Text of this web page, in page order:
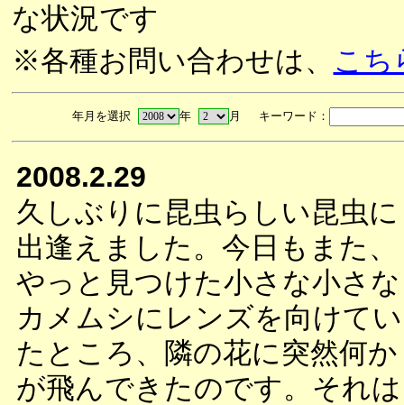
な状況です
※各種お問い合わせは、 こち
年月を選択 年 月 キーワード：
2008.2.29
久しぶりに昆虫らしい昆虫に
出逢えました。今日もまた、
やっと見つけた小さな小さな
カメムシにレンズを向けてい
たところ、隣の花に突然何か
が飛んできたのです。それは